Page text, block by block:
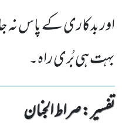
اور بدکاری کے پاس
بہت ہی بُری راہ۔
تفسیر : ‎صراط الجنان